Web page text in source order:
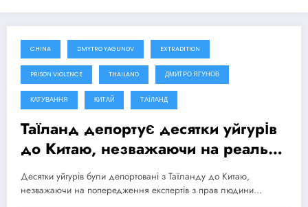
29 Березня, 2025
CHINA DMYTRO YAGUNOV EXTRADITION
PRISON VIOLENCE THAILAND ДМИТРО ЯГУНОВ
КАТУВАННЯ КИТАЙ ТАЇЛАНД
Таїланд депортує десятки уйгурів
до Китаю, незважаючи на реальні
ризики катувань
Десятки уйгурів були депортовані з Таїланду до Китаю,
незважаючи на попередження експертів з прав людини…